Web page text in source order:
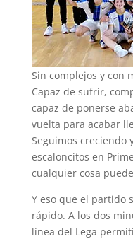
Sin complejos y con
Capaz de sufrir,
capaz de ponerse
vuelta para acabar
Seguimos creciendo
escaloncitos en
cualquier cosa
Y eso que el partido
rápido. A los dos
línea del Lega